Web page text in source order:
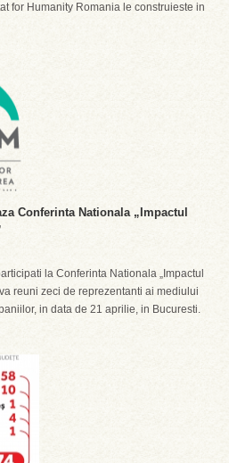
for Humanity Romania le construieste in
Conferinta Nationala „Impactul
la Conferinta Nationala „Impactul
reuni zeci de reprezentanti ai mediului
in data de 21 aprilie, in Bucuresti.